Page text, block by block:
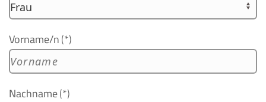
Vorname/n(*)
Nachname(*)